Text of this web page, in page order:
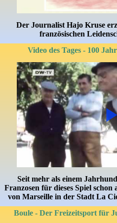
Der Journalist Hajo Kruse
französischen
Video des Tages - 100
Seit mehr als einem
Franzosen für dieses Spiel
von Marseille in der Stadt La
Boule - Der Freizeitsport für